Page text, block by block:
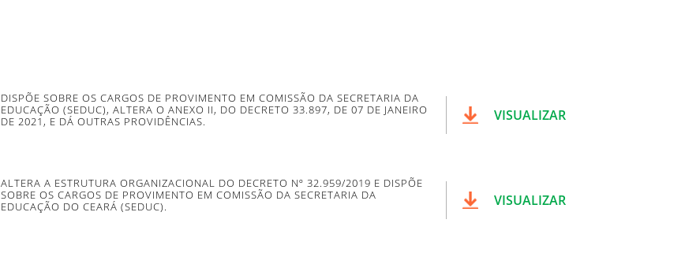
DISPÕE SOBRE OS CARGOS DE PROVIMENTO EM COMISSÃO DA SECRETARIA DA
EDUCAÇÃO (SEDUC), ALTERA O ANEXO II, DO DECRETO 33.897, DE 07 DE JANEIRO
DE 2021, E DÁ OUTRAS PROVIDÊNCIAS.
VISUALIZAR
ALTERA A ESTRUTURA ORGANIZACIONAL DO DECRETO Nº 32.959/2019 E DISPÕE
SOBRE OS CARGOS DE PROVIMENTO EM COMISSÃO DA SECRETARIA DA
EDUCAÇÃO DO CEARÁ (SEDUC).
VISUALIZAR